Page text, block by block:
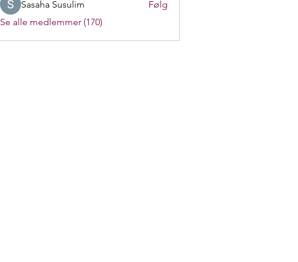
Sasaha Susulim
Følg
Se alle medlemmer (170)